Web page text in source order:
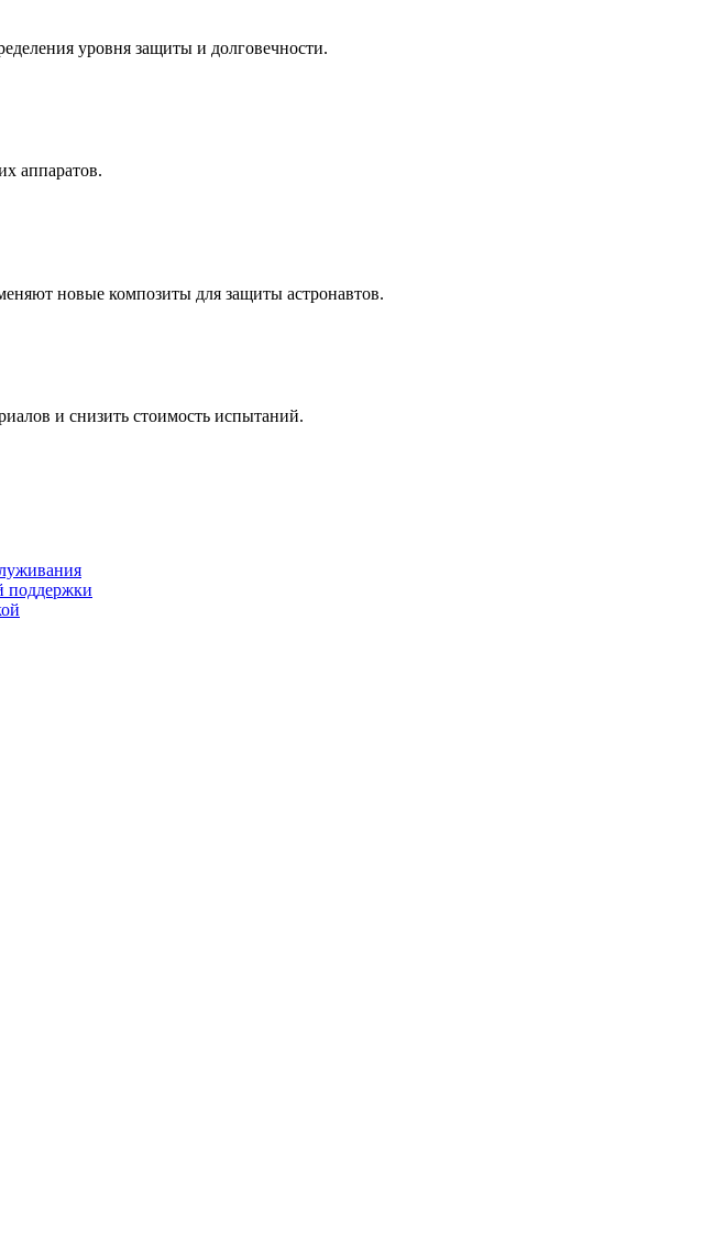
уровня защиты и долговечности.
аппаратов.
новые композиты для защиты астронавтов.
и снизить стоимость испытаний.
поддержки